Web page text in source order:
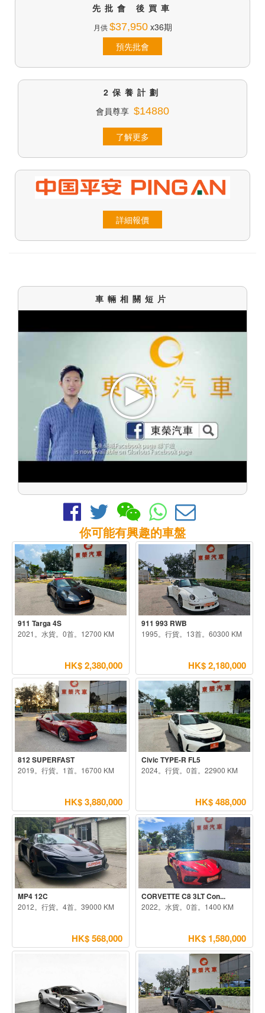
先批會 後買車
月供$37,950x36期
預先批會
2保養計劃
會員尊享 $14880
了解更多
詳細報價
車輛相關短片
你可能有興趣的車盤
911 Targa 4S
2021。水貨。0首。12700 KM
HK$ 2,380,000
911 993 RWB
1995。行貨。13首。60300 KM
HK$ 2,180,000
812 SUPERFAST
2019。行貨。1首。16700 KM
HK$ 3,880,000
Civic TYPE-R FL5
2024。行貨。0首。22900 KM
HK$ 488,000
MP4 12C
2012。行貨。4首。39000 KM
HK$ 568,000
CORVETTE C8 3LT Con...
2022。水貨。0首。1400 KM
HK$ 1,580,000